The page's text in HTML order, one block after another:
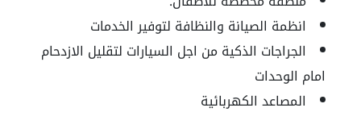
انظمة الصيانة والنظافة لتوفير الخدمات
الجراجات الذكية من اجل السيارات لتقليل الازدحام
امام الوحدات
المصاعد الكهربائية